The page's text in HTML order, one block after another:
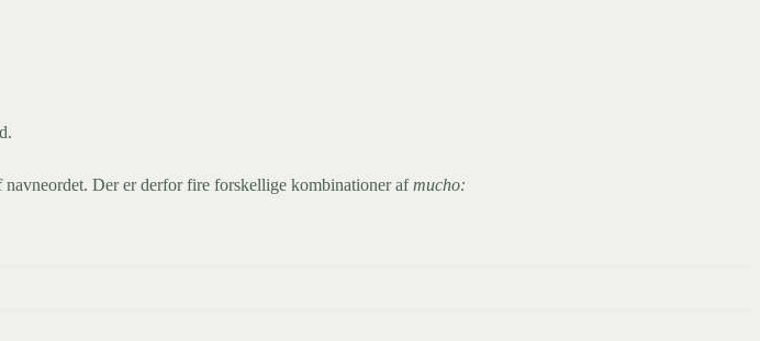
Der er derfor fire forskellige kombinationer afmucho: